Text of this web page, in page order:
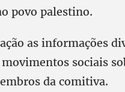
povo palestino.
as informações
sociais
da comitiva.